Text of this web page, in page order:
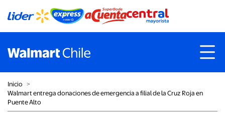
Inicio ˃
Walmart entrega donaciones de emergencia a filial de la Cruz Roja en
Puente Alto